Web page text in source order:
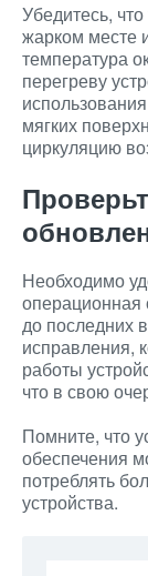
Убедитесь,
жарком месте
температура
перегреву
мягких
циркуляцию
Необходимо
операционная
до последних
исправления,
работы
что в свою
Помните, что
обеспечения
потреблять
устройства.